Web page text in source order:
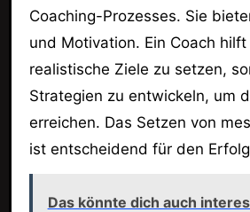
Coaching-Prozesses. Sie
und Motivation. Ein Coach
realistische Ziele zu setzen,
Strategien zu entwickeln, um
erreichen. Das Setzen von
ist entscheidend für den
Das könnte dich auch